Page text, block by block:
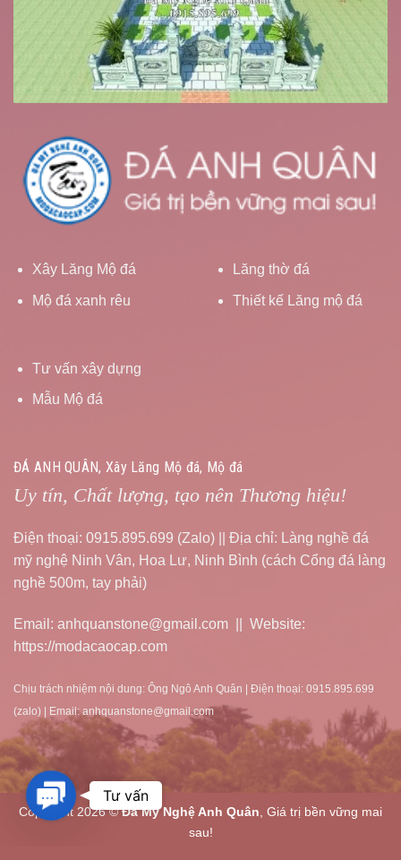
Xây Lăng Mộ đá
Mộ đá xanh rêu
Lăng thờ đá
Thiết kế Lăng mộ đá
Tư vấn xây dựng
Mẫu Mộ đá
ĐÁ ANH QUÂN, Xây Lăng Mộ đá, Mộ đá
Uy tín, Chất lượng, tạo nên Thương hiệu!
Điện thoại: 0915.895.699 (Zalo) || Địa chỉ: Làng nghề đá
mỹ nghệ Ninh Vân, Hoa Lư, Ninh Bình (cách Cổng đá làng
nghề 500m, tay phải)
Email: anhquanstone@gmail.com || Website:
https://modacaocap.com
Chịu trách nhiệm nội dung: Ông Ngô Anh Quân | Điện thoại: 0915.895.699
(zalo) | Email: anhquanstone@gmail.com
Copyright 2026 ©Đá Mỹ Nghệ Anh Quân, Giá trị bền vững mai
sau!
Contact
Us
Tư vấn